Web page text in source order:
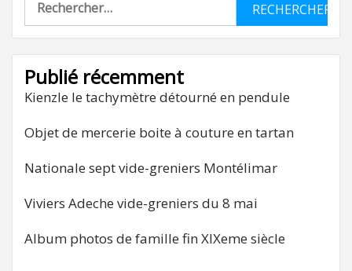
Publié récemment
Kienzle le tachymètre détourné en pendule
Objet de mercerie boite à couture en tartan
Nationale sept vide-greniers Montélimar
Viviers Adeche vide-greniers du 8 mai
Album photos de famille fin XIXeme siècle